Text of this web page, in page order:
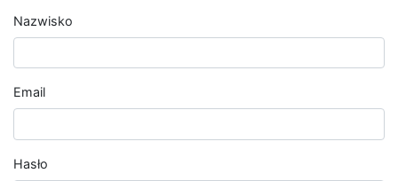
Nazwisko
Email
Hasło